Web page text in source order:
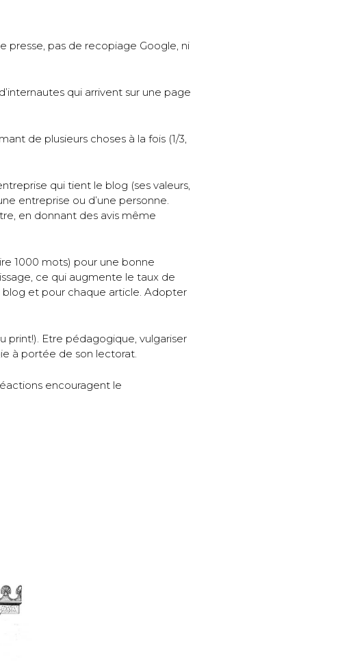
presse, pas de recopiage Google, ni
qui arrivent sur une page
de plusieurs choses à la fois (1/3,
qui tient le blog (ses valeurs,
entreprise ou d’une personne.
en donnant des avis même
1000 mots) pour une bonne
ce qui augmente le taux de
et pour chaque article. Adopter
print!). Etre pédagogique, vulgariser
à portée de son lectorat.
encouragent le